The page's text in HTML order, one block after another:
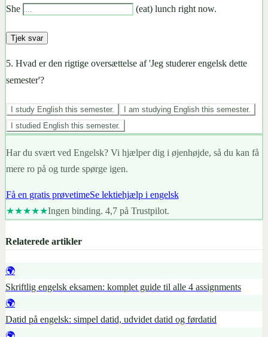
She (eat) lunch right now.
Tjek svar
5. Hvad er den rigtige oversættelse af 'Jeg studerer engelsk dette
semester'?
I study English this semester.
I am studying English this semester.
I studied English this semester.
Har du svært ved Engelsk? Vi hjælper dig i øjenhøjde, så du kan få
mere ro på og turde spørge igen.
Få en gratis prøvetimeSe lektiehjælp i engelsk
★★★★★Ingen binding. 4,7 på Trustpilot.
Relaterede artikler
🌍
Skriftlig engelsk eksamen: komplet guide til alle 4 assignments
🌍
Datid på engelsk: simpel datid, udvidet datid og førdatid